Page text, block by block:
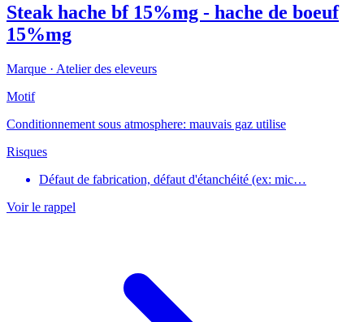
Steak hache bf 15%mg - hache de boeuf
15%mg
Marque · Atelier des eleveurs
Motif
Conditionnement sous atmosphere: mauvais gaz utilise
Risques
Défaut de fabrication, défaut d'étanchéité (ex: mic…
Voir le rappel